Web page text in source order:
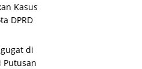
Kasus
DPRD
di
Putusan